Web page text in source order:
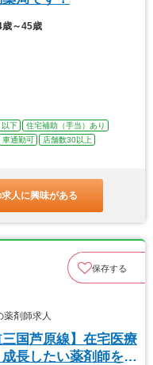
歳～45歳
以下
住宅補助（手当）あり
車通勤可
店舗数30以上
求人に興味がある
保存する
剤師求人
三国芦原線】在宅医療
長したい薬剤師を募